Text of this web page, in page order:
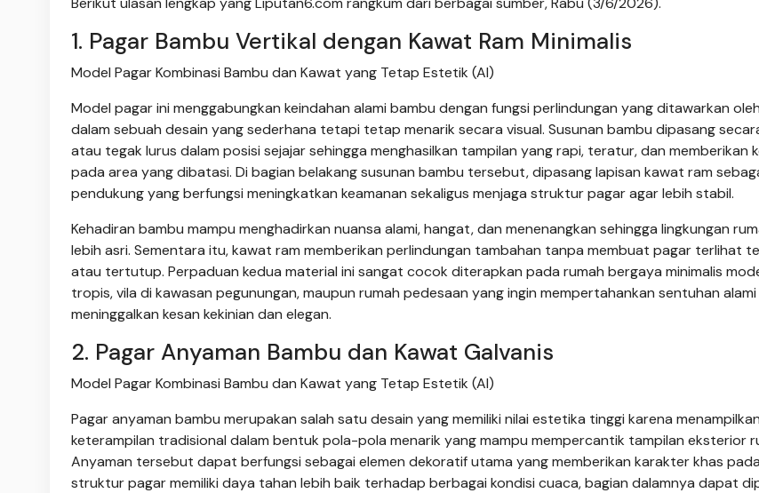
1. Pagar Bambu Vertikal dengan Kawat Ram Minimalis
Model Pagar Kombinasi Bambu dan Kawat yang Tetap Estetik (AI)
Model pagar ini menggabungkan keindahan alami bambu dengan fungsi perlindungan yang ditawarkan
dalam sebuah desain yang sederhana tetapi tetap menarik secara visual. Susunan bambu dipasang
atau tegak lurus dalam posisi sejajar sehingga menghasilkan tampilan yang rapi, teratur, dan memberikan
pada area yang dibatasi. Di bagian belakang susunan bambu tersebut, dipasang lapisan kawat ram
pendukung yang berfungsi meningkatkan keamanan sekaligus menjaga struktur pagar agar lebih stabil.
Kehadiran bambu mampu menghadirkan nuansa alami, hangat, dan menenangkan sehingga lingkungan
lebih asri. Sementara itu, kawat ram memberikan perlindungan tambahan tanpa membuat pagar terlihat
atau tertutup. Perpaduan kedua material ini sangat cocok diterapkan pada rumah bergaya minimalis
tropis, vila di kawasan pegunungan, maupun rumah pedesaan yang ingin mempertahankan sentuhan
meninggalkan kesan kekinian dan elegan.
2. Pagar Anyaman Bambu dan Kawat Galvanis
Model Pagar Kombinasi Bambu dan Kawat yang Tetap Estetik (AI)
Pagar anyaman bambu merupakan salah satu desain yang memiliki nilai estetika tinggi karena menampilkan
keterampilan tradisional dalam bentuk pola-pola menarik yang mampu mempercantik tampilan eksterior
Anyaman tersebut dapat berfungsi sebagai elemen dekoratif utama yang memberikan karakter khas
struktur pagar memiliki daya tahan lebih baik terhadap berbagai kondisi cuaca, bagian dalamnya dapat